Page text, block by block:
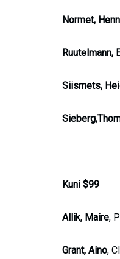
Normet,
Ruutelmann,
Siismets,
Kuni $99
Allik, Maire,
Grant, Aino,